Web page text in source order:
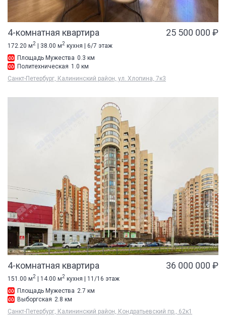
4-комнатная квартира 25 500 000 ₽
172.20 м2 | 38.00 м2 кухня | 6/7 этаж
Площадь Мужества 0.3 км
Политехническая 1.0 км
Санкт-Петербург, Калининский район, ул. Хлопина, 7к3
4-комнатная квартира 36 000 000 ₽
151.00 м2 | 14.00 м2 кухня | 11/16 этаж
Площадь Мужества 2.7 км
Выборгская 2.8 км
Санкт-Петербург, Калининский район, Кондратьевский пр., 62к1